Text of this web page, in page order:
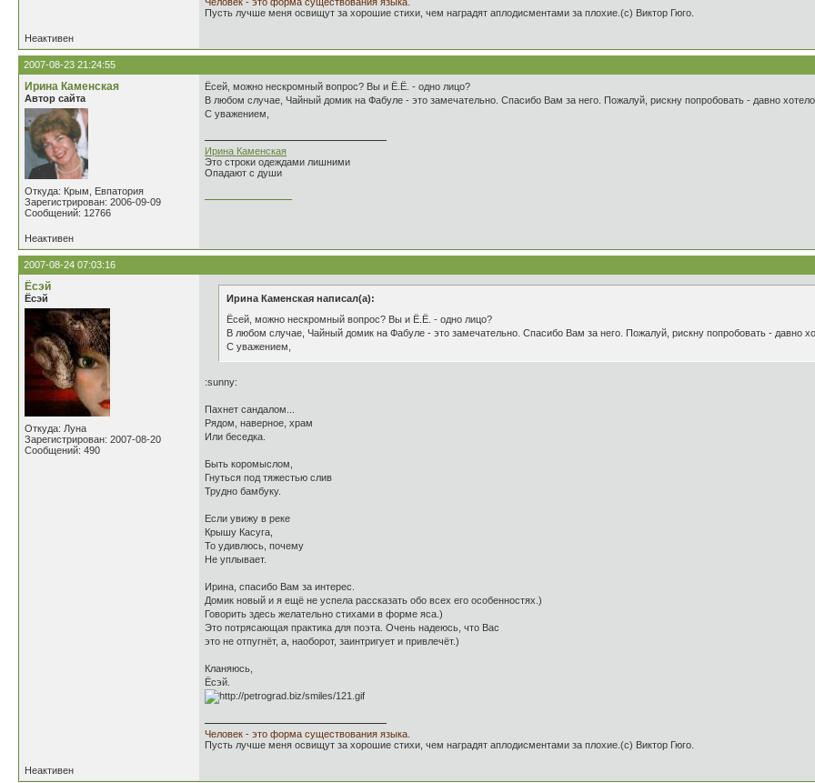
Пусть лучше меня освищут за хорошие стихи, чем наградят аплодисментами за плохие.(с) Виктор Гюго.
Неактивен
2007-08-23 21:24:55
Ирина Каменская
Автор сайта
Откуда: Крым, Евпатория
Зарегистрирован: 2006-09-09
Сообщений: 12766
Ёсей, можно нескромный вопрос? Вы и Ё.Ё. - одно лицо?
В любом случае, Чайный домик на Фабуле - это замечательно. Спасибо Вам за него. Пожалуй, рискну попробовать - давно
С уважением,
Ирина Каменская
Это строки одеждами лишними
Опадают с души
Неактивен
2007-08-24 07:03:16
Ёсэй
Ёсэй
Откуда: Луна
Зарегистрирован: 2007-08-20
Сообщений: 490
Ирина Каменская написал(а):
Ёсей, можно нескромный вопрос? Вы и Ё.Ё. - одно лицо?
В любом случае, Чайный домик на Фабуле - это замечательно. Спасибо Вам за него. Пожалуй, рискну попробовать - давно
С уважением,
:sunny:
Пахнет сандалом...
Рядом, наверное, храм
Или беседка.
Быть коромыслом,
Гнуться под тяжестью слив
Трудно бамбуку.
Если увижу в реке
Крышу Касуга,
То удивлюсь, почему
Не уплывает.
Ирина, спасибо Вам за интерес.
Домик новый и я ещё не успела рассказать обо всех его особенностях.)
Говорить здесь желательно стихами в форме яса.)
Это потрясающая практика для поэта. Очень надеюсь, что Вас
это не отпугнёт, а, наоборот, заинтригует и привлечёт.)
Кланяюсь,
Ёсэй.
Человек - это форма существования языка.
Пусть лучше меня освищут за хорошие стихи, чем наградят аплодисментами за плохие.(с) Виктор Гюго.
Неактивен